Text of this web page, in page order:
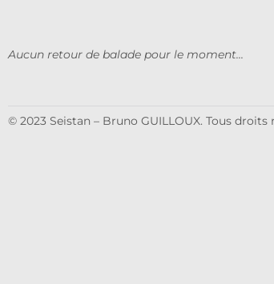
Aucun retour de balade pour le moment...
© 2023 Seistan – Bruno GUILLOUX. Tous droits